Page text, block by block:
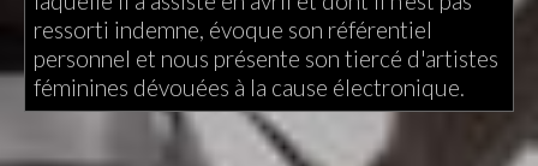
ressorti indemne, évoque son référentiel
personnel et nous présente son tiercé d'artistes
féminines dévouées à la cause électronique.